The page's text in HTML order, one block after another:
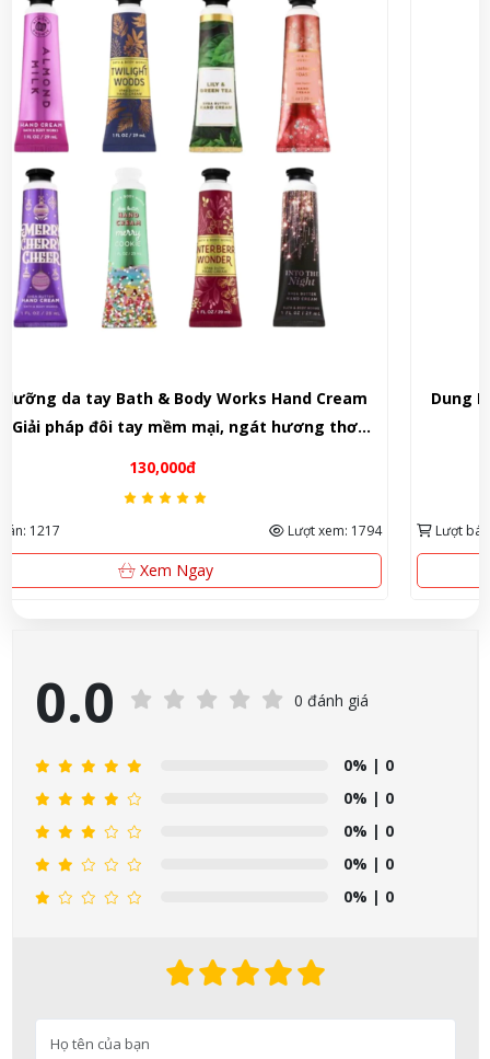
Dung Dịch Vệ Sinh Phụ Nữ Agrado Tea Tree 500ml -
Tây Ban Nha
Lượt bán: 223 Lượt xem: 691
0.0 0 đánh giá
0% | 0
0% | 0
0% | 0
0% | 0
0% | 0